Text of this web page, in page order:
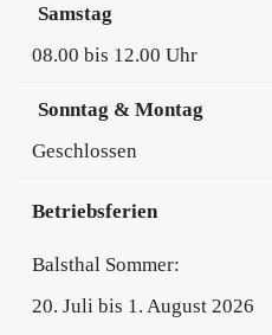
Samstag
08.00 bis 12.00 Uhr
Sonntag & Montag
Geschlossen
Betriebsferien
Balsthal Sommer:
20. Juli bis 1. August 2026